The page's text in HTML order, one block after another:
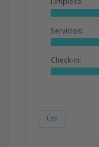
Servicios:
Check-in:
Útil